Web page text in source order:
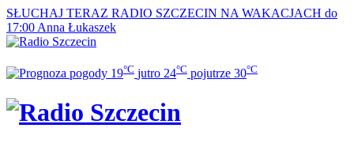
SŁUCHAJ TERAZ RADIO SZCZECIN NA WAKACJACH do
17:00 Anna Łukaszek
19°C jutro 24°C pojutrze 30°C